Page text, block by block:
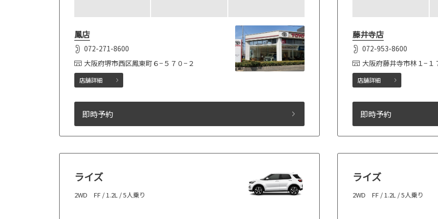
鳳店
072-271-8600
大阪府堺市西区鳳東町６−５７０−２
店舗詳細
即時予約
藤井寺店
072-953-8600
大阪府藤井寺市林１−１
店舗詳細
即時予約
ライズ
2WD FF / 1.2L / 5人乗り
ライズ
2WD FF / 1.2L / 5人乗り